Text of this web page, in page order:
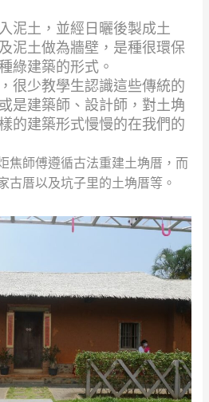
泥土，並經日曬後製成土
泥土做為牆壁，是種很環保
綠建築的形式。
很少教學生認識這些傳統的
是建築師、設計師，對土埆
的建築形式慢慢的在我們的
焦師傅遵循古法重建土埆厝，而
古厝以及坑子里的土埆厝等。